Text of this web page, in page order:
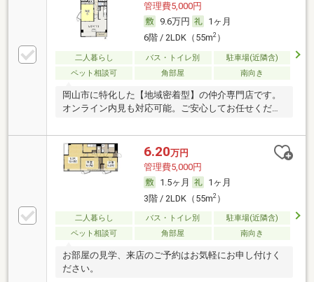
管理費5,000円
9.6万円
1ヶ月
6階 / 2LDK（55m2）
二人暮らし バス・トイレ別
駐車場(近隣含)
ペット相談可
角部屋 南向き
岡山市に特化した【地域密着型】の仲介専門店です。
オンライン内見も対応可能。ご安心してお任せくださ
6.20万円
管理費5,000円
1.5ヶ月
1ヶ月
3階 / 2LDK（55m2）
二人暮らし バス・トイレ別
駐車場(近隣含)
ペット相談可
角部屋 南向き
お部屋の見学、来店のご予約はお気軽にお申し付けく
ださい。